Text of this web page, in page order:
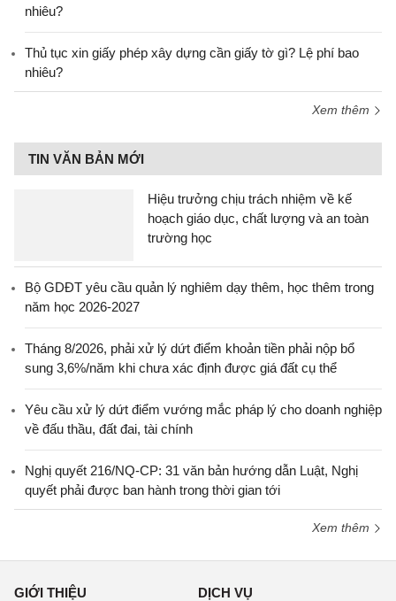
nhiêu?
Thủ tục xin giấy phép xây dựng cần giấy tờ gì? Lệ phí bao
nhiêu?
Xem thêm
TIN VĂN BẢN MỚI
Hiệu trưởng chịu trách nhiệm về kế
hoạch giáo dục, chất lượng và an toàn
trường học
Bộ GDĐT yêu cầu quản lý nghiêm dạy thêm, học thêm trong
năm học 2026-2027
Tháng 8/2026, phải xử lý dứt điểm khoản tiền phải nộp bổ
sung 3,6%/năm khi chưa xác định được giá đất cụ thể
Yêu cầu xử lý dứt điểm vướng mắc pháp lý cho doanh nghiệp
về đấu thầu, đất đai, tài chính
Nghị quyết 216/NQ-CP: 31 văn bản hướng dẫn Luật, Nghị
quyết phải được ban hành trong thời gian tới
Xem thêm
GIỚI THIỆU DỊCH VỤ